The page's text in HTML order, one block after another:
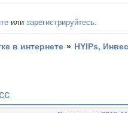
илизарегистрируйтесь.
в интернете » HYIPs,